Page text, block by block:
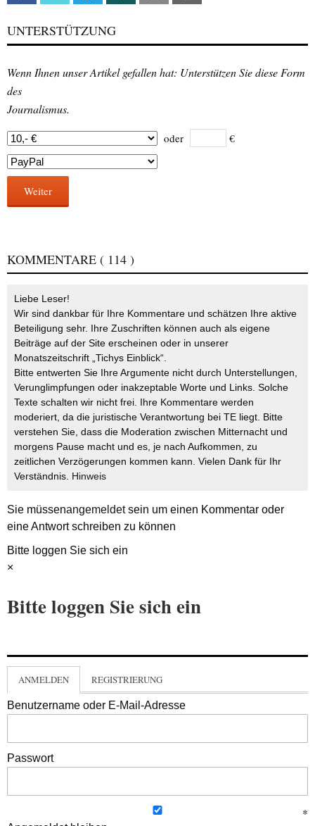
UNTERSTÜTZUNG
Wenn Ihnen unser Artikel gefallen hat: Unterstützen Sie diese Form
des
Journalismus.
oder €
Weiter
KOMMENTARE ( 114 )
Liebe Leser!
Wir sind dankbar für Ihre Kommentare und schätzen Ihre aktive
Beteiligung sehr. Ihre Zuschriften können auch als eigene
Beiträge auf der Site erscheinen oder in unserer
Monatszeitschrift „Tichys Einblick“.
Bitte entwerten Sie Ihre Argumente nicht durch Unterstellungen,
Verunglimpfungen oder inakzeptable Worte und Links. Solche
Texte schalten wir nicht frei. Ihre Kommentare werden
moderiert, da die juristische Verantwortung bei TE liegt. Bitte
verstehen Sie, dass die Moderation zwischen Mitternacht und
morgens Pause macht und es, je nach Aufkommen, zu
zeitlichen Verzögerungen kommen kann. Vielen Dank für Ihr
Verständnis. Hinweis
Sie müssenangemeldetsein um einen Kommentar oder
eine Antwort schreiben zu können
Bitte loggen Sie sich ein
×
Bitte loggen Sie sich ein
ANMELDEN REGISTRIERUNG
Benutzername oder E-Mail-Adresse
Passwort